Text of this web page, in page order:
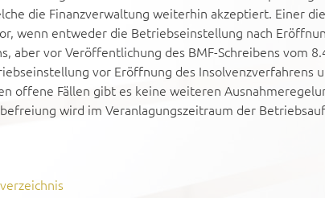
die Finanzverwaltung weiterhin akzeptiert. Einer
wenn entweder die Betriebseinstellung nach
aber vor Veröffentlichung des BMF-Schreibens vom
vor Eröffnung des Insolvenzverfahrens
offene Fällen gibt es keine weiteren
wird im Veranlagungszeitraum der